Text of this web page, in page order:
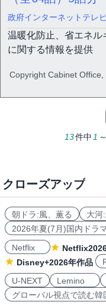
政府インターネットテレ
温暖化防止、省エネル
に関する情報を提供
Copyright Cabinet
13件中 1 ～
クローズアップ
朝ドラ:風、薫る 大河
2026年夏(7月)国内ドラ
Netflix
Disney+2026年作品
U-NEXT
Lemino
グローバル視点で読む韓